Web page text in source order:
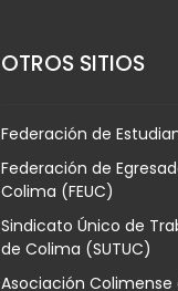
OTROS SITIOS
Federación de
Federación de
Colima (FEUC)
Sindicato Único de
de Colima (SUTUC)
Asociación Colimense